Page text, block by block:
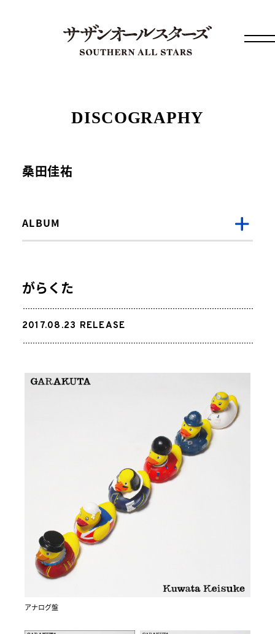
DISCOGRAPHY
桑田佳祐
ALBUM
がらくた
2017.08.23 RELEASE
アナログ盤